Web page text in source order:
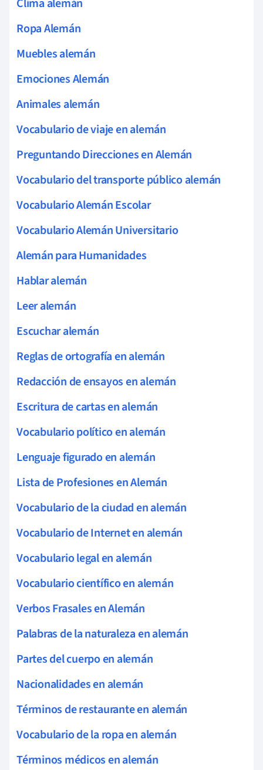
Ropa Alemán
Muebles alemán
Emociones Alemán
Animales alemán
Vocabulario de viaje en alemán
Preguntando Direcciones en Alemán
Vocabulario del transporte público alemán
Vocabulario Alemán Escolar
Vocabulario Alemán Universitario
Alemán para Humanidades
Hablar alemán
Leer alemán
Escuchar alemán
Reglas de ortografía en alemán
Redacción de ensayos en alemán
Escritura de cartas en alemán
Vocabulario político en alemán
Lenguaje figurado en alemán
Lista de Profesiones en Alemán
Vocabulario de la ciudad en alemán
Vocabulario de Internet en alemán
Vocabulario legal en alemán
Vocabulario científico en alemán
Verbos Frasales en Alemán
Palabras de la naturaleza en alemán
Partes del cuerpo en alemán
Nacionalidades en alemán
Términos de restaurante en alemán
Vocabulario de la ropa en alemán
Términos médicos en alemán